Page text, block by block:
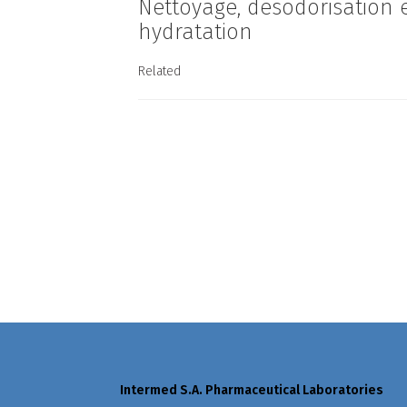
Nettoyage, désodorisation
hydratation
Related
Intermed S.A. Pharmaceutical Laboratories